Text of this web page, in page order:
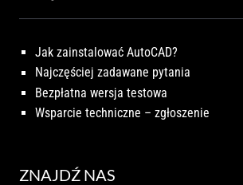
Jak zainstalować AutoCAD?
Najczęściej zadawane pytania
Bezpłatna wersja testowa
Wsparcie techniczne – zgłoszenie
ZNAJDŹ NAS